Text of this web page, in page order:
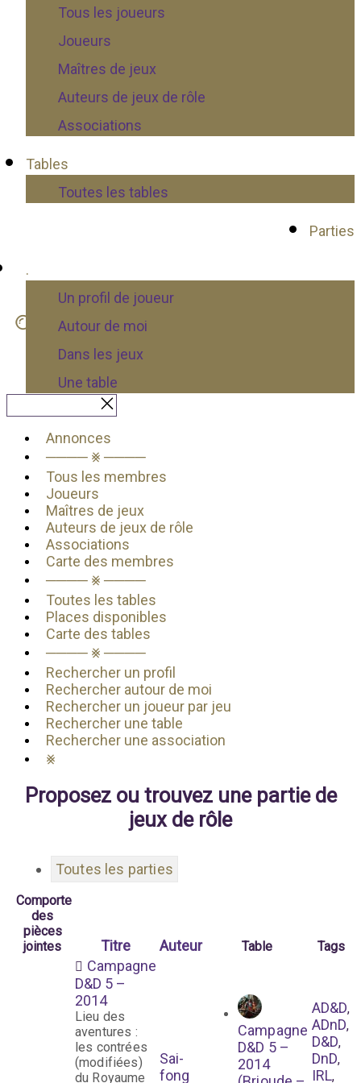
Tous les joueurs
Joueurs
Maîtres de jeux
Auteurs de jeux de rôle
Associations
Tables
Toutes les tables
Parties
.
Un profil de joueur
Autour de moi
Dans les jeux
Une table
Annonces
──── ⨳ ────
Tous les membres
Joueurs
Maîtres de jeux
Auteurs de jeux de rôle
Associations
Carte des membres
──── ⨳ ────
Toutes les tables
Places disponibles
Carte des tables
──── ⨳ ────
Rechercher un profil
Rechercher autour de moi
Rechercher un joueur par jeu
Rechercher une table
Rechercher une association
⨳
Proposez ou trouvez une partie de
jeux de rôle
Toutes les parties
Comporte
des
pièces
jointes
Titre Auteur Table Tags
Campagne
D&D 5 –
2014
Lieu des
aventures :
les contrées
(modifiées)
du Royaume
Sai-
fong
Campagne
D&D 5 –
2014
AD&D,
ADnD,
D&D,
DnD,
IRL,